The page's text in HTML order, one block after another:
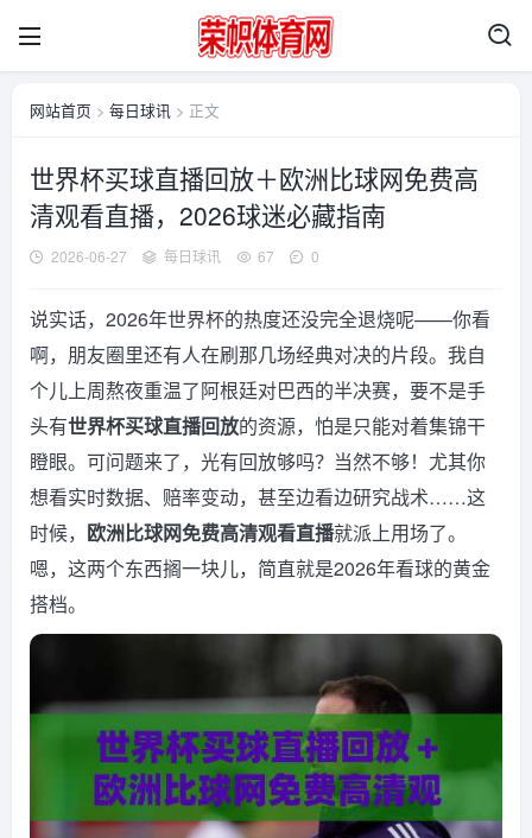
网站首页 > 每日球讯 > 正文
世界杯买球直播回放＋欧洲比球网免费高
清观看直播，2026球迷必藏指南
2026-06-27 每日球讯 67 0
说实话，2026年世界杯的热度还没完全退烧呢——你看
啊，朋友圈里还有人在刷那几场经典对决的片段。我自
个儿上周熬夜重温了阿根廷对巴西的半决赛，要不是手
头有世界杯买球直播回放的资源，怕是只能对着集锦干
瞪眼。可问题来了，光有回放够吗？当然不够！尤其你
想看实时数据、赔率变动，甚至边看边研究战术……这
时候， 欧洲比球网免费高清观看直播就派上用场了。
嗯，这两个东西搁一块儿，简直就是2026年看球的黄金
搭档。